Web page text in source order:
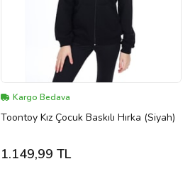
Kargo Bedava
Toontoy Kız Çocuk Baskılı Hırka (Siyah)
1.149,99 TL